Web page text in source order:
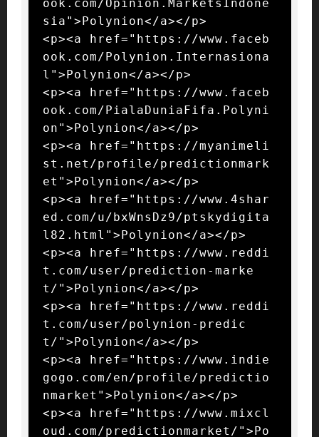
ook.com/Opinion.MarketsIndone
sia">Polynion</a></p>
<p><a href="https://www.faceb
ook.com/Polynion.Internasiona
l">Polynion</a></p>
<p><a href="https://www.faceb
ook.com/PialaDuniaFifa.Polyni
on">Polynion</a></p>
<p><a href="https://myanimeli
st.net/profile/predictionmark
et">Polynion</a></p>
<p><a href="https://www.4shar
ed.com/u/bxWnsDz9/ptskydigita
l82.html">Polynion</a></p>
<p><a href="https://www.reddi
t.com/user/prediction-marke
t/">Polynion</a></p>
<p><a href="https://www.reddi
t.com/user/polynion-predic
t/">Polynion</a></p>
<p><a href="https://www.indie
gogo.com/en/profile/predictio
nmarket">Polynion</a></p>
<p><a href="https://www.mixcl
oud.com/predictionmarket/">Po